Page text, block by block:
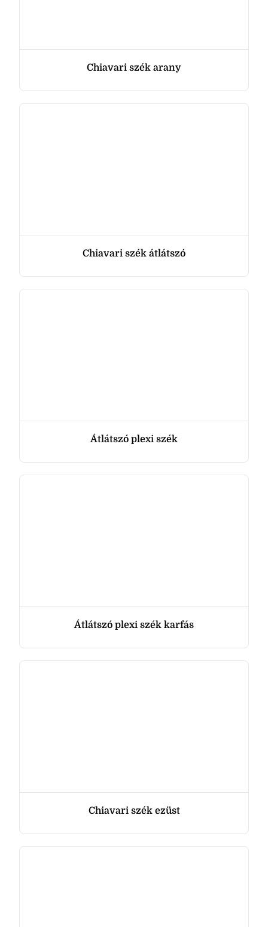
Chiavari szék arany
Chiavari szék átlátszó
Átlátszó plexi szék
Átlátszó plexi szék karfás
Chiavari szék ezüst